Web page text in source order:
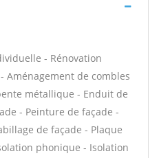
- Rénovation
Aménagement de combles
métallique - Enduit de
- Peinture de façade -
de façade - Plaque
phonique - Isolation